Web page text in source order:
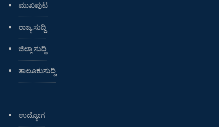
ಮುಖಪುಟ
ರಾಜ್ಯ ಸುದ್ದಿ
ಜಿಲ್ಲಾ ಸುದ್ದಿ
ತಾಲೂಕುಸುದ್ದಿ
ಉದ್ಯೋಗ